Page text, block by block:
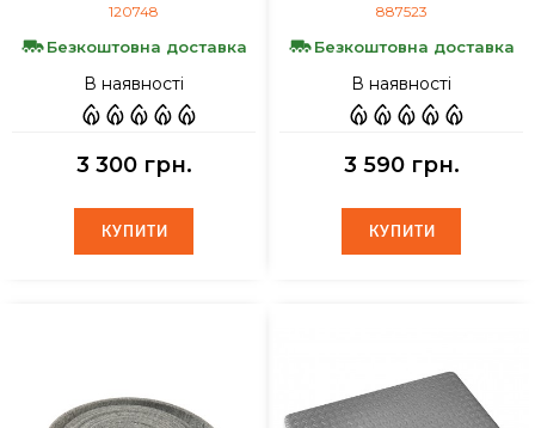
120748
Безкоштовна доставка
В наявності
3 300 грн.
КУПИТИ
КУПИТИ
887523
Безкоштовна доставка
В наявності
3 590 грн.
КУПИТИ
КУПИТИ